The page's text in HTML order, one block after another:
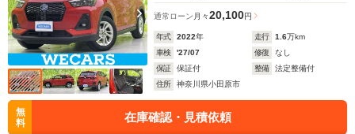
通常ローン 月々20,100円
年式 2022年 走行 1.6万km
車検
'27/07 修復
なし
保証
保証付 整備
法定整備付
住所
神奈川県小田原市
無
料
在庫確認・見積依頼